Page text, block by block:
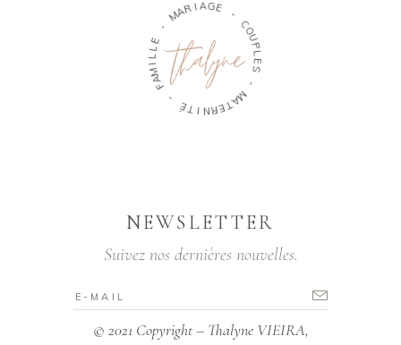
- MARI AGE
-
C
O
U
L
E
S
-
M
A
T
E
R
N
I
T
É
-
F
A
M
I
LL E
NEWSLETTER
Suivez nos dernières nouvelles.
© 2021 Copyright – Thalyne VIEIRA,